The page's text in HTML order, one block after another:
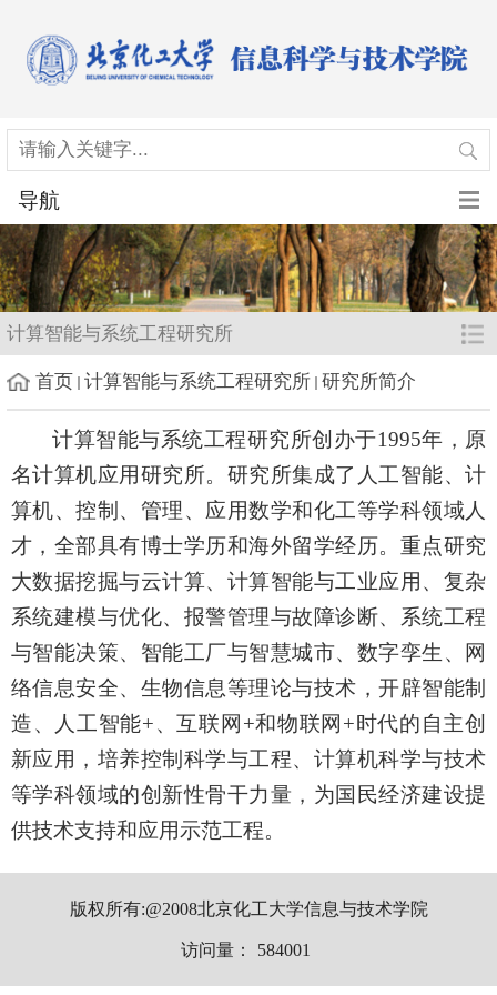
导航
计算智能与系统工程研究所
首页 计算智能与系统工程研究所 研究所简介
计算智能与系统工程研究所创办于1995年，原
名计算机应用研究所。研究所集成了人工智能、计
算机、控制、管理、应用数学和化工等学科领域人
才，全部具有博士学历和海外留学经历。重点研究
大数据挖掘与云计算、计算智能与工业应用、复杂
系统建模与优化、报警管理与故障诊断、系统工程
与智能决策、智能工厂与智慧城市、数字孪生、网
络信息安全、生物信息等理论与技术，开辟智能制
造、人工智能+、互联网+和物联网+时代的自主创
新应用，培养控制科学与工程、计算机科学与技术
等学科领域的创新性骨干力量，为国民经济建设提
供技术支持和应用示范工程。
版权所有:@2008北京化工大学信息与技术学院
访问量： 584001